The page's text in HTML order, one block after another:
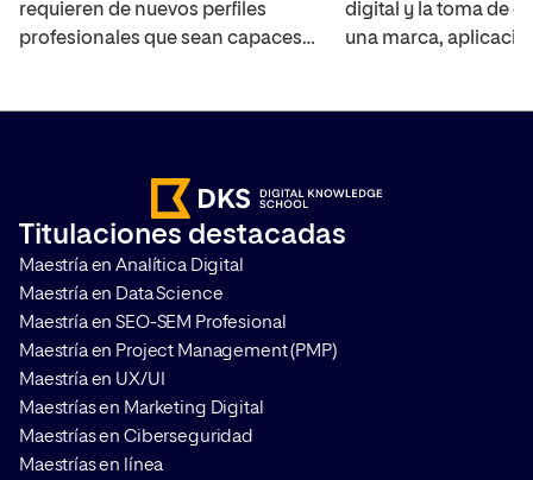
requieren de nuevos perfiles
profesionales que sean capaces
compañías no han dejado de
crecer y de aumentar las ventas
en sus plataformas por lo que
requieren de personas que sean
capaces […]
digital y la toma de
una marca,
Titulaciones destacadas
Maestría en Analítica Digital
Maestría en Data Science
Maestría en SEO-SEM Profesional
Maestría en Project Management (PMP)
Maestría en UX/UI
Maestrías en Marketing Digital
Maestrías en Ciberseguridad
Maestrías en línea